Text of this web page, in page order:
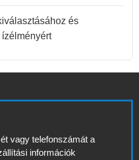
és
vagy telefonszámát a
információk